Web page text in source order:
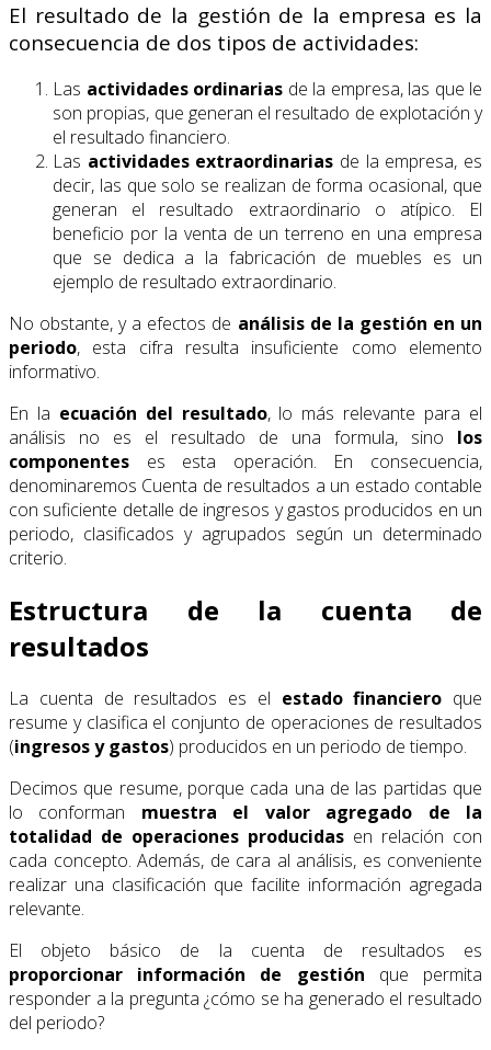
El resultado de la gestión de la empresa es la
consecuencia de dos tipos de actividades:
Las actividades ordinarias de la empresa, las que le
son propias, que generan el resultado de explotación y
el resultado financiero.
Las actividades extraordinarias de la empresa, es
decir, las que solo se realizan de forma ocasional, que
generan el resultado extraordinario o atípico. El
beneficio por la venta de un terreno en una empresa
que se dedica a la fabricación de muebles es un
ejemplo de resultado extraordinario.
No obstante, y a efectos de análisis de la gestión en un
periodo, esta cifra resulta insuficiente como elemento
informativo.
En la ecuación del resultado, lo más relevante para el
análisis no es el resultado de una formula, sino los
componentes es esta operación. En consecuencia,
denominaremos Cuenta de resultados a un estado contable
con suficiente detalle de ingresos y gastos producidos en un
periodo, clasificados y agrupados según un determinado
criterio.
Estructura de la cuenta de
resultados
La cuenta de resultados es el estado financiero que
resume y clasifica el conjunto de operaciones de resultados
(ingresos y gastos) producidos en un periodo de tiempo.
Decimos que resume, porque cada una de las partidas que
lo conforman muestra el valor agregado de la
totalidad de operaciones producidas en relación con
cada concepto. Además, de cara al análisis, es conveniente
realizar una clasificación que facilite información agregada
relevante.
El objeto básico de la cuenta de resultados es
proporcionar información de gestión que permita
responder a la pregunta ¿cómo se ha generado el resultado
del periodo?